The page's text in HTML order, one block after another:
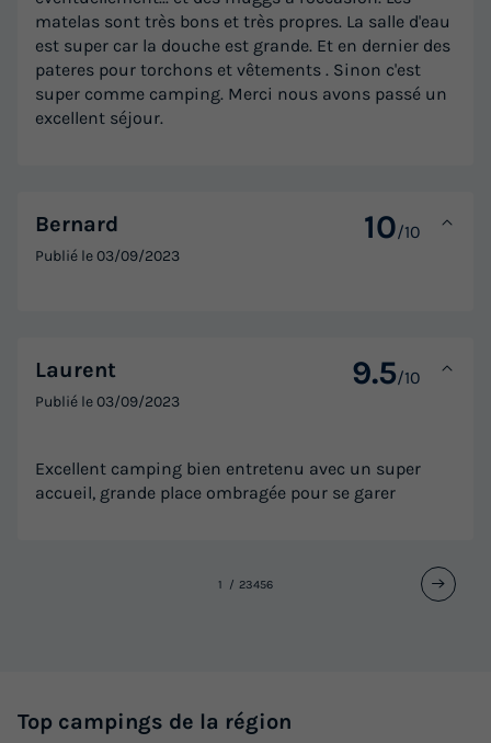
matelas sont très bons et très propres. La salle d'eau
est super car la douche est grande. Et en dernier des
pateres pour torchons et vêtements . Sinon c'est
super comme camping. Merci nous avons passé un
excellent séjour.
Bernard 10/10
Publié le03/09/2023
Laurent 9.5/10
Publié le03/09/2023
Excellent camping bien entretenu avec un super
accueil, grande place ombragée pour se garer
1 23456
Top campings de la région